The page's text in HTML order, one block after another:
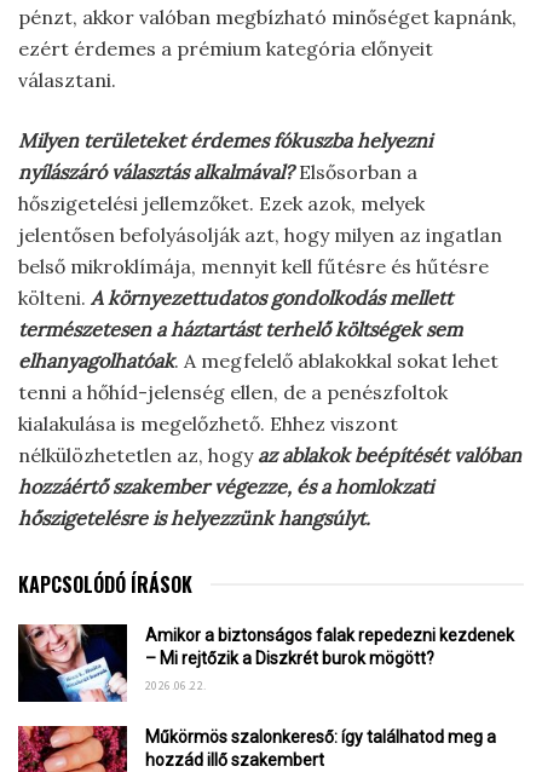
pénzt, akkor valóban megbízható minőséget kapnánk,
ezért érdemes a prémium kategória előnyeit
választani.
Milyen területeket érdemes fókuszba helyezni
nyílászáró választás alkalmával?Elsősorban a
hőszigetelési jellemzőket. Ezek azok, melyek
jelentősen befolyásolják azt, hogy milyen az ingatlan
belső mikroklímája, mennyit kell fűtésre és hűtésre
költeni. A környezettudatos gondolkodás mellett
természetesen a háztartást terhelő költségek sem
elhanyagolhatóak. A megfelelő ablakokkal sokat lehet
tenni a hőhíd-jelenség ellen, de a penészfoltok
kialakulása is megelőzhető. Ehhez viszont
nélkülözhetetlen az, hogy az ablakok beépítését valóban
hozzáértő szakember végezze, és a homlokzati
hőszigetelésre is helyezzünk hangsúlyt.
KAPCSOLÓDÓ ÍRÁSOK
Amikor a biztonságos falak repedezni kezdenek
– Mi rejtőzik a Diszkrét burok mögött?
2026.06.22.
Műkörmös szalonkereső: így találhatod meg a
hozzád illő szakembert